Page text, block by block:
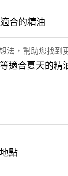
合的精油
法，幫助您找到
適合夏天的精
點